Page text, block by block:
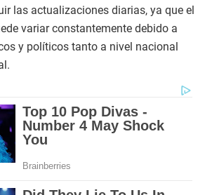
las actualizaciones diarias, ya que el
variar constantemente debido a
y políticos tanto a nivel nacional